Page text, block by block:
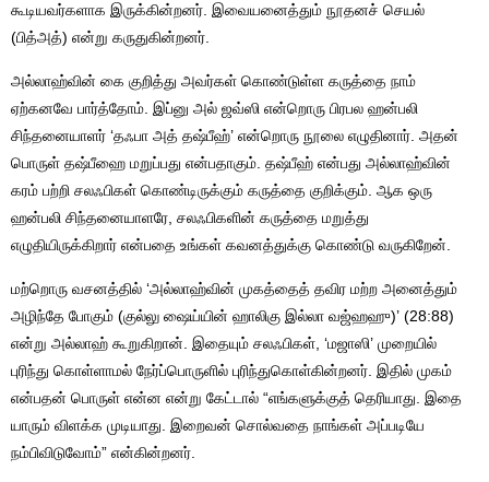
கூடியவர்களாக இருக்கின்றனர். இவையனைத்தும் நூதனச் செயல்
(பித்அத்) என்று கருதுகின்றனர்.
அல்லாஹ்வின் கை குறித்து அவர்கள் கொண்டுள்ள கருத்தை நாம்
ஏற்கனவே பார்த்தோம். இப்னு அல் ஜவ்ஸி என்றொரு பிரபல ஹன்பலி
சிந்தனையாளர் ‘தஃபா அத் தஷ்பீஹ்’ என்றொரு நூலை எழுதினார். அதன்
பொருள் தஷ்பீஹை மறுப்பது என்பதாகும். தஷ்பீஹ் என்பது அல்லாஹ்வின்
கரம் பற்றி சலஃபிகள் கொண்டிருக்கும் கருத்தை குறிக்கும். ஆக ஒரு
ஹன்பலி சிந்தனையாளரே, சலஃபிகளின் கருத்தை மறுத்து
எழுதியிருக்கிறார் என்பதை உங்கள் கவனத்துக்கு கொண்டு வருகிறேன்.
மற்றொரு வசனத்தில் ‘அல்லாஹ்வின் முகத்தைத் தவிர மற்ற அனைத்தும்
அழிந்தே போகும் (குல்லு ஷைய்யின் ஹாலிகு இல்லா வஜ்ஹஹு)’ (28:88)
என்று அல்லாஹ் கூறுகிறான். இதையும் சலஃபிகள், ‘மஜாஸி’ முறையில்
புரிந்து கொள்ளாமல் நேர்ப்பொருளில் புரிந்துகொள்கின்றனர். இதில் முகம்
என்பதன் பொருள் என்ன என்று கேட்டால் “எங்களுக்குத் தெரியாது. இதை
யாரும் விளக்க முடியாது. இறைவன் சொல்வதை நாங்கள் அப்படியே
நம்பிவிடுவோம்” என்கின்றனர்.